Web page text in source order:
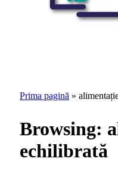
Prima pagină »
Browsing:
echilibrată